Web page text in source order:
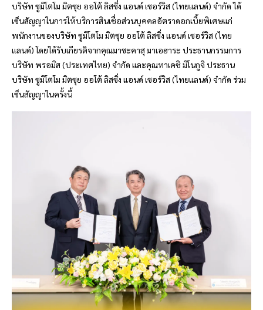
บริษัท ซูมิโตโม มิตซุย ออโต้ ลิสซิ่ง แอนด์ เซอร์วิส (ไทยแลนด์) จำกัด ได้
เซ็นสัญญาในการให้บริการสินเชื่อส่วนบุคคลอัตราดอกเบี้ยพิเศษแก่
พนักงานของบริษัท ซูมิโตโม มิตซุย ออโต้ ลิสซิ่ง แอนด์ เซอร์วิส (ไทย
แลนด์) โดยได้รับเกียรติจากคุณมาซะคาสุ มาเอฮาระ ประธานกรรมการ
บริษัท พรอมิส(ประเทศไทย) จำกัด และคุณทาเคชิ มิโนกูจิ ประธาน
บริษัท ซูมิโตโม มิตซุย ออโต้ ลิสซิ่ง แอนด์ เซอร์วิส (ไทยแลนด์) จำกัด ร่วม
เซ็นสัญญาในครั้งนี้